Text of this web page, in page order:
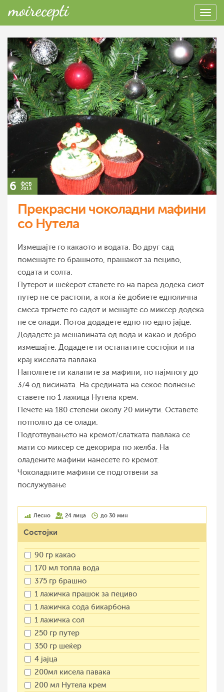
6 фев
2013
Прекрасни чоколадни мафини
со Нутела
Измешајте го какаото и водата. Во друг сад
помешајте го брашното, прашакот за пециво,
содата и солта.
Путерот и шеќерот ставете го на пареа додека сиот
путер не се растопи, а кога ќе добиете еднолична
смеса тргнете го садот и мешајте со миксер додека
не се олади. Потоа додадете едно по едно јајце.
Додадете ја мешавината од вода и какао и добро
измешајте. Додадете ги останатите состојки и на
крај киселата павлака.
Наполнете ги калапите за мафини, но најмногу до
3/4 од висината. На средината на секое полнење
ставете по 1 лажица Нутела крем.
Печете на 180 степени околу 20 минути. Оставете
потполно да се олади.
Подготвувањето на кремот/слатката павлака се
мати со миксер се декорира по желба. На
оладените мафини нанесете го кремот.
Чоколадните мафини се подготвени за
послужување
Лесно 24 лица до 30 мин
Состојки
90 гр какао
170 мл топла вода
375 гр брашно
1 лажичка прашок за пециво
1 лажичка сода бикарбона
1 лажичка сол
250 гр путер
350 гр шеќер
4 јајца
200мл кисела павака
200 мл Нутела крем